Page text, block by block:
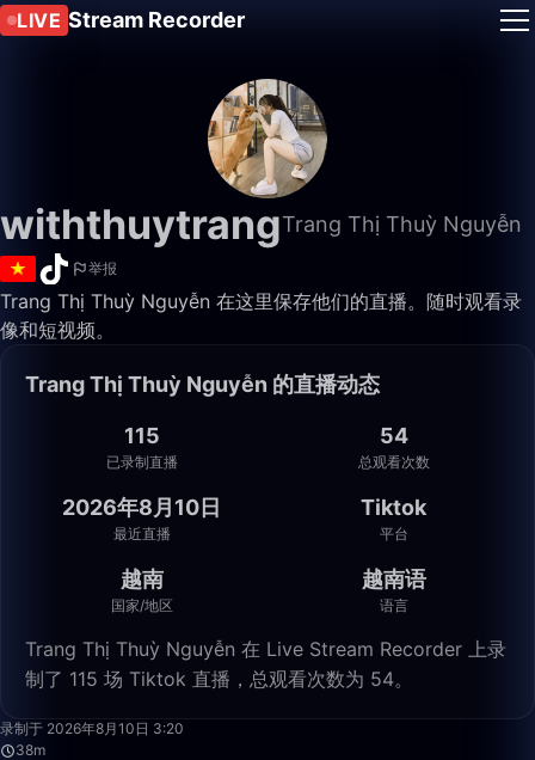
LIVE Stream Recorder
withthuytrangTrang Thị Thuỳ Nguyễn
举报
Trang Thị Thuỳ Nguyễn 在这里保存他们的直播。随时观看录
像和短视频。
Trang Thị Thuỳ Nguyễn 的直播动态
115
已录制直播
54
总观看次数
2026年8月10日
最近直播
Tiktok
平台
越南
国家/地区
越南语
语言
Trang Thị Thuỳ Nguyễn 在 Live Stream Recorder 上录
制了 115 场 Tiktok 直播，总观看次数为 54。
录制于 2026年8月10日 3:20
38m